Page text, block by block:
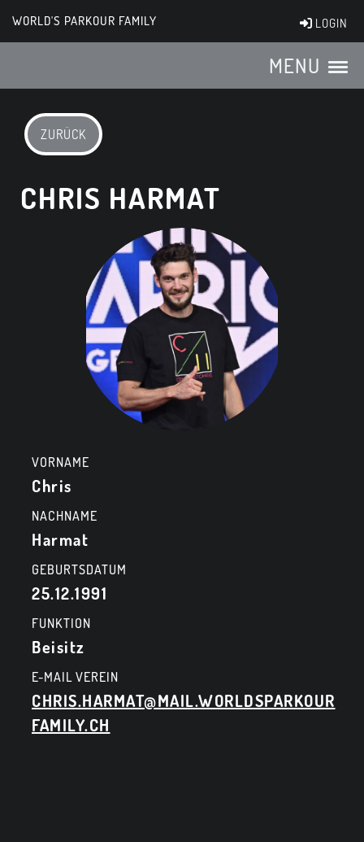
WORLD'S PARKOUR FAMILY LOGIN
MENU
ZURÜCK
CHRIS HARMAT
VORNAME
Chris
NACHNAME
Harmat
GEBURTSDATUM
25.12.1991
FUNKTION
Beisitz
E-MAIL VEREIN
CHRIS.HARMAT@MAIL.WORLDSPARKOUR
FAMILY.CH